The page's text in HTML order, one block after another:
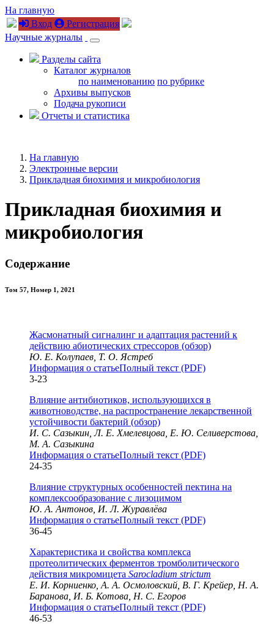
На главную
Вход
Регистрация
Научные журналы
Разделы сайта
Каталог журналов
по наименованию по рубрике
Архивы выпусков
Подача рукописи
Отчеты и статистика
На главную
Электронные версии
Прикладная биохимия и микробиология
Прикладная биохимия и
микробиология
Содержание
Том 57, Номер 1, 2021
Жасмонатный сигналинг и адаптация растений к
действию абиотических стрессоров (обзор)
Ю. Е. Колупаев, Т. О. Ястреб
Информация о статьеПолный текст (PDF)
3-23
Влияние антибиотиков, использующихся в
животноводстве, на распространение лекарственной
устойчивости бактерий (обзор)
И. С. Сазыкин, Л. Е. Хмелевцова, Е. Ю. Селиверстова,
М. А. Сазыкина
Информация о статьеПолный текст (PDF)
24-35
Влияние структурных особенностей пектина на
комплексообразование с лизоцимом
Ю. А. Антонов, И. Л. Журавлёва
Информация о статьеПолный текст (PDF)
36-45
Характеристика и свойства комплекса
протеолитических ферментов тромболитического
действия микромицета Sarocladium strictum
Е. И. Корниенко, А. А. Осмоловский, В. Г. Крейер, Н. А.
Баранова, И. Б. Котова, Н. С. Егоров
Информация о статьеПолный текст (PDF)
46-53